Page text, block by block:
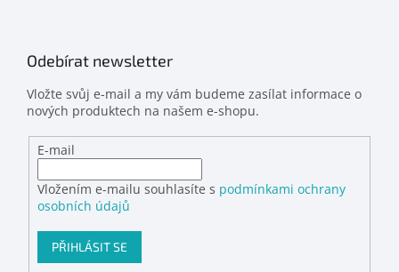
Odebírat newsletter
Vložte svůj e-mail a my vám budeme zasílat informace o
nových produktech na našem e-shopu.
E-mail
Vložením e-mailu souhlasíte s podmínkami ochrany
osobních údajů
PŘIHLÁSIT SE